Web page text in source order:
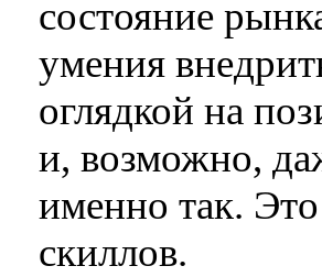
состояние
умения
оглядкой на
и, возможно,
именно так.
скиллов.